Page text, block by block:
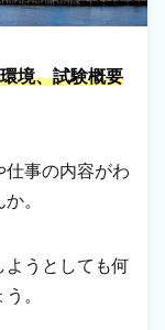
境、試験概要
仕事の内容がわ
。
ようとしても何
。